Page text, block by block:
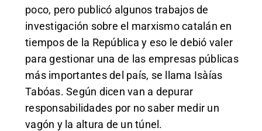
poco, pero publicó algunos trabajos de
investigación sobre el marxismo catalán en
tiempos de la República y eso le debió valer
para gestionar una de las empresas públicas
más importantes del país, se llama Isàías
Tabóas. Según dicen van a depurar
responsabilidades por no saber medir un
vagón y la altura de un túnel.